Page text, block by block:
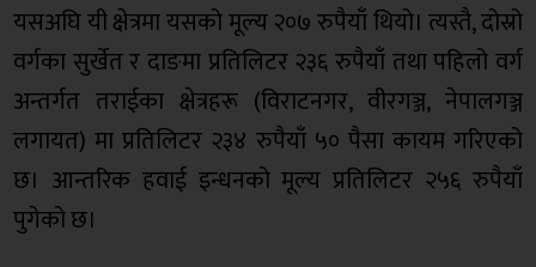
यसअघि यी क्षेत्रमा यसको मूल्य २०७ रुपैयाँ थियो। त्यस्तै, दोस्रो
वर्गका सुर्खेत र दाङमा प्रतिलिटर २३६ रुपैयाँ तथा पहिलो वर्ग
अन्तर्गत तराईका क्षेत्रहरू (विराटनगर, वीरगञ्ज, नेपालगञ्ज
लगायत) मा प्रतिलिटर २३४ रुपैयाँ ५० पैसा कायम गरिएको
छ। आन्तरिक हवाई इन्धनको मूल्य प्रतिलिटर २५६ रुपैयाँ
पुगेको छ।